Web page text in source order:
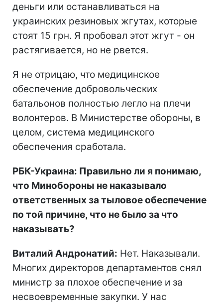
деньги или останавливаться на
украинских резиновых жгутах, которые
стоят 15 грн. Я пробовал этот жгут - он
растягивается, но не рвется.
Я не отрицаю, что медицинское
обеспечение добровольческих
батальонов полностью легло на плечи
волонтеров. В Министерстве обороны, в
целом, система медицинского
обеспечения сработала.
РБК-Украина: Правильно ли я понимаю,
что Минобороны не наказывало
ответственных за тыловое обеспечение
по той причине, что не было за что
наказывать?
Виталий Андронатий: Нет. Наказывали.
Многих директоров департаментов снял
министр за плохое обеспечение и за
несвоевременные закупки. У нас